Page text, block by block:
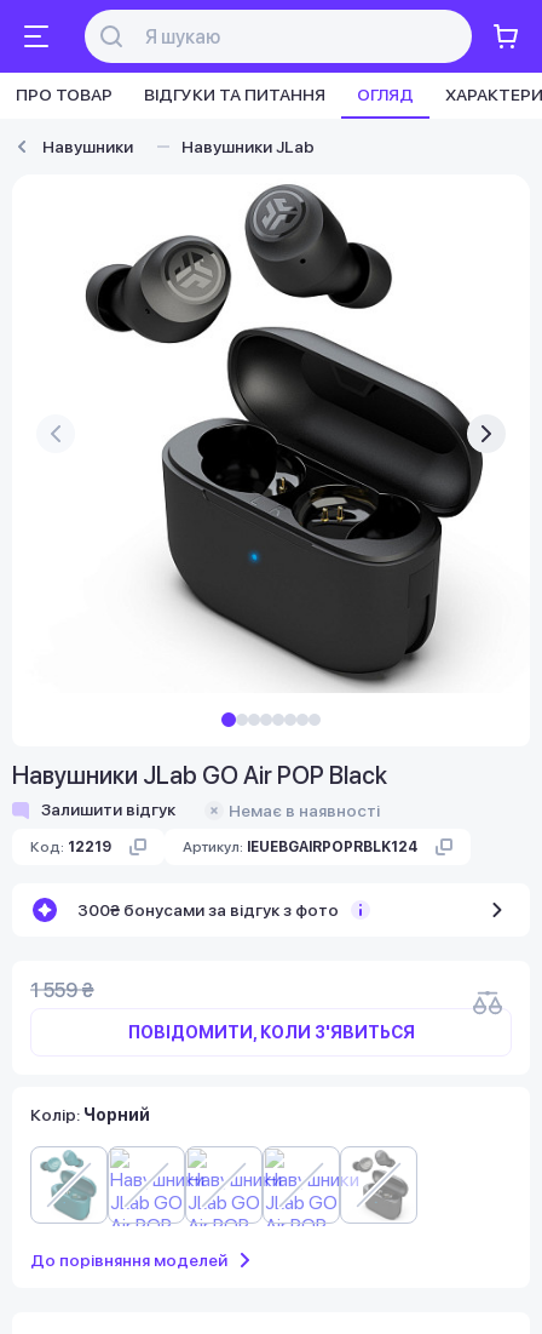
ПРО ТОВАР ВІДГУКИ ТА ПИТАННЯ ОГЛЯД
Навушники Навушники JLab
Навушники JLab GO Air POP Black
Залишити відгук Немає в наявності
Код: 12219 Артикул: IEUEBGAIRPOPRBLK124
300₴ бонусами за відгук з фото
1 559 ₴
ПОВІДОМИТИ, КОЛИ З'ЯВИТЬСЯ
Колір: Чорний
До порівняння моделей